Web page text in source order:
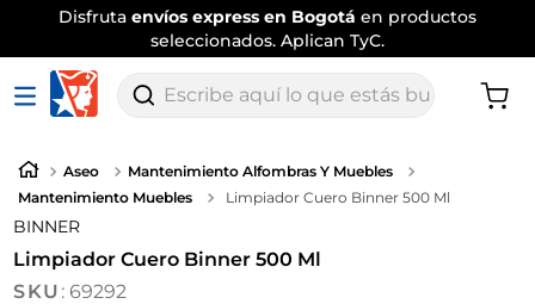
Disfruta envíos express en Bogotá en productos
seleccionados. Aplican TyC.
Escribe aquí lo que estás buscando
Aseo
Mantenimiento Alfombras Y Muebles
Mantenimiento Muebles
Limpiador Cuero Binner 500 Ml
BINNER
Limpiador Cuero Binner 500 Ml
: 69292